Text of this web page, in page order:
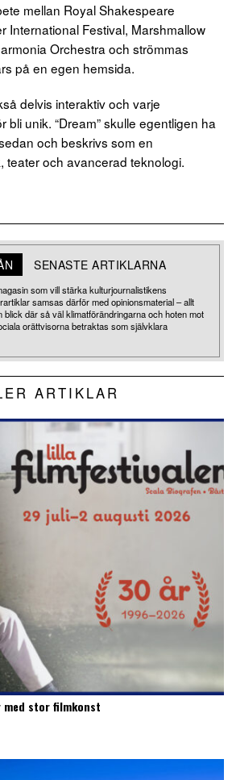
mellan Royal Shakespeare
International Festival, Marshmallow
Orchestra och strömmas
på en egen hemsida.
delvis interaktiv och varje
bli unik. “Dream” skulle egentligen ha
och beskrivs som en
teater och avancerad teknologi.
SENASTE ARTIKLARNA
som vill stärka kulturjournalistikens
samsas därför med opinionsmaterial – allt
blick där så väl klimatförändringarna och hoten mot
orättvisorna betraktas som självklara
ARTIKLAR
stor filmkonst